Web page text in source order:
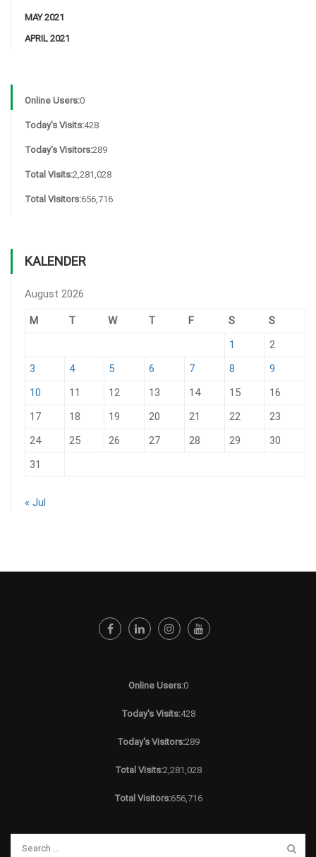
MAY 2021
APRIL 2021
Online Users:0
Today's Visits:428
Today's Visitors:289
Total Visits:2,281,028
Total Visitors:656,716
KALENDER
August 2026
M T W T F S
S
1
2
3
4 5 6 7 8
9
10
11 12 13 14 15
16
17
18 19 20 21 22
23
24
25 26 27 28 29
30
31
« Jul
Online Users:0
Today's Visits:428
Today's Visitors:289
Total Visits:2,281,028
Total Visitors:656,716